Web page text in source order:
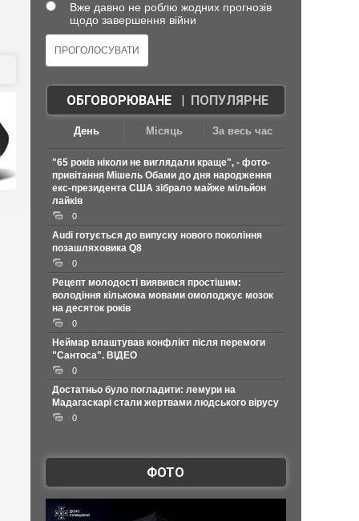
Вже давно не роблю жодних прогнозів
щодо завершення війни
ОБГОВОРЮВАНЕ| ПОПУЛЯРНЕ
День Місяць За весь час
"65 років ніколи не виглядали краще", - фото-
привітання Мішель Обами до дня народження
екс-президента США зібрало майже мільйон
лайків
0
Audi готується до випуску нового покоління
позашляховика Q8
0
Рецепт молодості виявився простішим:
володіння кількома мовами омолоджує мозок
на десяток років
0
Неймар влаштував конфлікт після перемоги
"Сантоса". ВІДЕО
0
Достатньо було погладити: лемури на
Мадагаскарі стали жертвами людського вірусу
0
ФОТО